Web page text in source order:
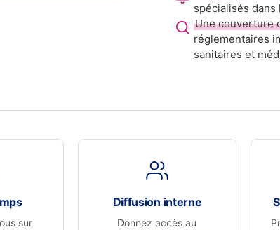
spécialisés dans
Une couverture
réglementaires
sanitaires et
sur
Diffusion interne
Donnez accès au